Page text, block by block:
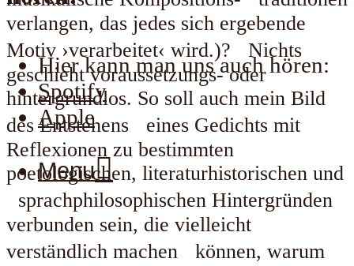
Hier kann man uns auch hören:
Spotify
Apple
Menu
verlangen, das jedes sich ergebende
Motiv ›verarbeitet‹ wird.)? Nichts
geschieht voraussetzungs- oder
hintergrundlos. So soll auch mein Bild
des Entstehens eines Gedichts mit
Reflexionen zu bestimmten
poetologischen, literaturhistorischen und
sprachphilosophischen Hintergründen
verbunden sein, die vielleicht
verständlich machen können, warum